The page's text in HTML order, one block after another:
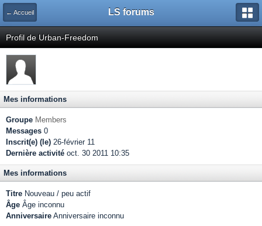
← Accueil LS forums
Profil de Urban-Freedom
Mes informations
Groupe Members
Messages 0
Inscrit(e) (le) 26-février 11
Dernière activité oct. 30 2011 10:35
Mes informations
Titre Nouveau / peu actif
Âge Âge inconnu
Anniversaire Anniversaire inconnu